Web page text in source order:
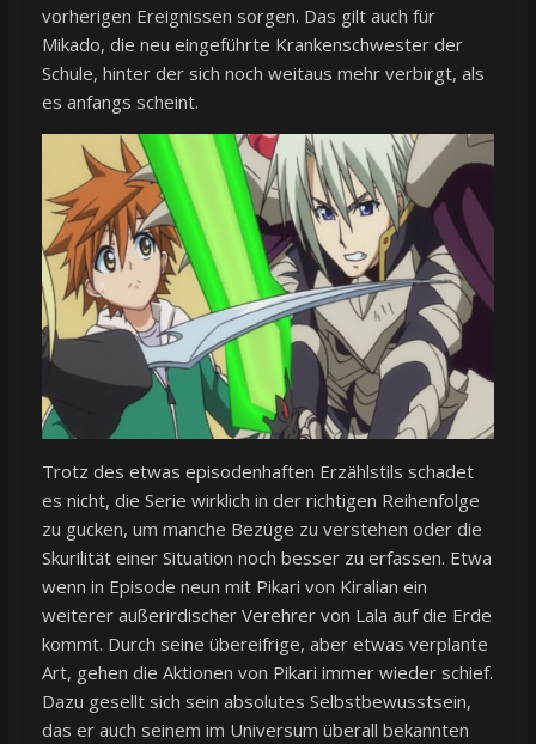
vorherigen Ereignissen sorgen. Das gilt auch für
Mikado, die neu eingeführte Krankenschwester der
Schule, hinter der sich noch weitaus mehr verbirgt, als
es anfangs scheint.
Trotz des etwas episodenhaften Erzählstils schadet
es nicht, die Serie wirklich in der richtigen Reihenfolge
zu gucken, um manche Bezüge zu verstehen oder die
Skurilität einer Situation noch besser zu erfassen. Etwa
wenn in Episode neun mit Pikari von Kiralian ein
weiterer außerirdischer Verehrer von Lala auf die Erde
kommt. Durch seine übereifrige, aber etwas verplante
Art, gehen die Aktionen von Pikari immer wieder schief.
Dazu gesellt sich sein absolutes Selbstbewusstsein,
das er auch seinem im Universum überall bekannten